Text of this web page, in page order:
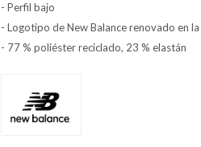
- Perfil bajo
- Logotipo de New Balance renovado en
- 77 % poliéster reciclado, 23 % elastán